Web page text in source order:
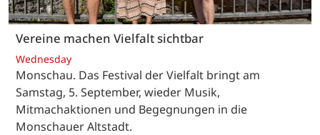
Vereine machen Vielfalt sichtbar
Wednesday
Monschau. Das Festival der Vielfalt bringt am
Samstag, 5. September, wieder Musik,
Mitmachaktionen und Begegnungen in die
Monschauer Altstadt.